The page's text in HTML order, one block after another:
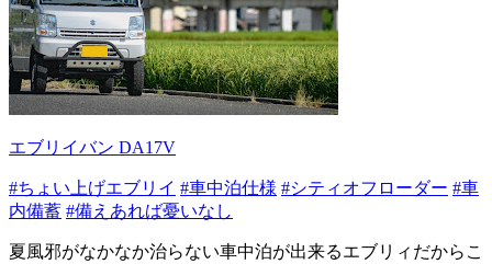
エブリイバン DA17V
#ちょい上げエブリイ #車中泊仕様 #シティオフローダー #車
内備蓄 #備えあれば憂いなし
夏風邪がなかなか治らない車中泊が出来るエブリィだからこ